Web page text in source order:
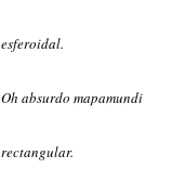
esferoidal.
Oh absurdo mapamundi
rectangular.